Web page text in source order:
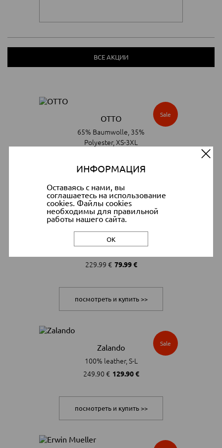
ВСЕ АКЦИИ
OTTO
65% Baumwolle, 35%
Polyester, XS-3XL
посмотреть и купить >>
Sale
Aboutyou
229.99 € 79.99 €
посмотреть и купить >>
Zalando
100% leather, S-L
249.90 € 129.90 €
посмотреть и купить >>
Sale
ИНФОРМАЦИЯ
Оставаясь с нами, вы
соглашаетесь на использование
cookies. Файлы cookies
необходимы для правильной
работы нашего сайта.
ОК